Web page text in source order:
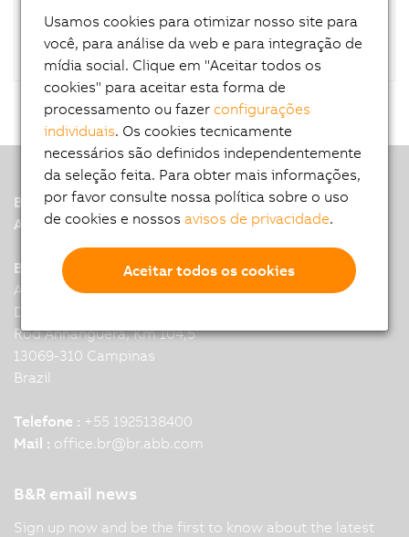
B&R
A member of the ABB Group
B&R Headquarters: Campinas
Alexander Grahan Bell 200 module
D2, Condominio Techno Park,
Rod Anhanguera, Km 104,5
13069-310 Campinas
Brazil
Telefone : +55 1925138400
Mail : office.br@br.abb.com
B&R email news
Sign up now and be the first to know about the latest
Usamos cookies para otimizar nosso site para
você, para análise da web e para integração de
mídia social. Clique em "Aceitar todos os
cookies" para aceitar esta forma de
processamento ou fazerconfigurações
individuais. Os cookies tecnicamente
necessários são definidos independentemente
da seleção feita. Para obter mais informações,
por favor consulte nossa política sobre o uso
de cookies e nossosavisos de privacidade.
Aceitar todos os cookies